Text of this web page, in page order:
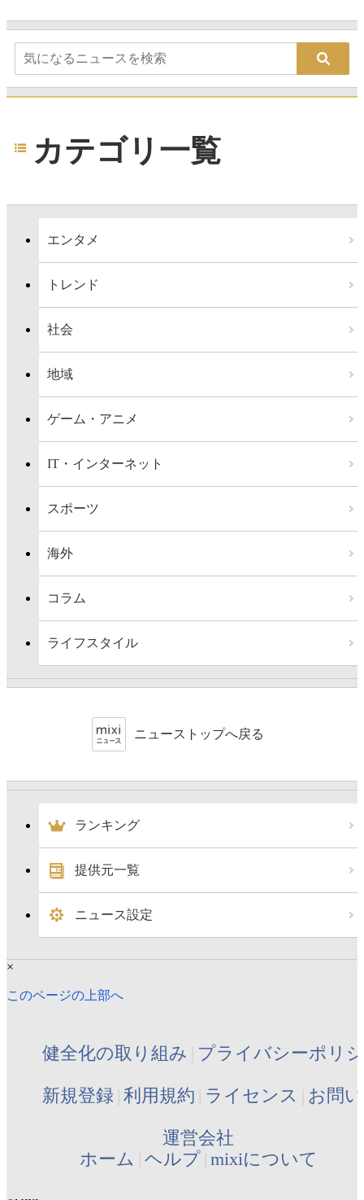
カテゴリ一覧
エンタメ
トレンド
社会
地域
ゲーム・アニメ
IT・インターネット
スポーツ
海外
コラム
ライフスタイル
ニューストップへ戻る
ランキング
提供元一覧
ニュース設定
×
このページの上部へ
健全化の取り組み プライバシーポリ
新規登録 利用規約 ライセンス お問
運営会社
ホーム ヘルプ mixiについて